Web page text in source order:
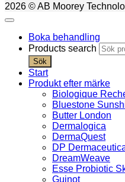
2026 © AB Moorey
Boka behandling
Products search
Sök
Start
Produkt efter märke
Biologique
Bluestone
Butter London
Dermalogica
DermaQuest
DP
DreamWeave
Esse Probiotic
Guinot